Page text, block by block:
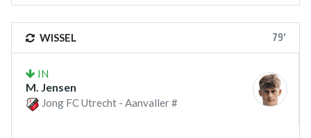
WISSEL 79'
IN
M. Jensen
Jong FC Utrecht - Aanvaller #